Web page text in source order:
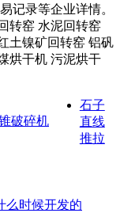
记录等企业详情。
转窑 水泥回转窑
土镍矿回转窑 铝矾
烘干机 污泥烘干
破碎机
石子
直线
推拉
么时候开发的